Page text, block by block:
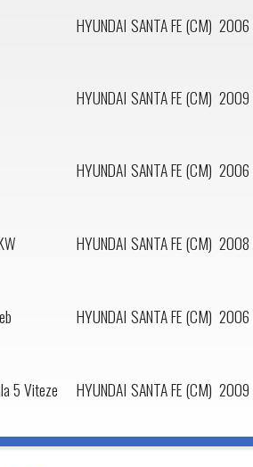
HYUNDAI SANTA FE (CM) 2006
HYUNDAI SANTA FE (CM) 2009
HYUNDAI SANTA FE (CM) 2006
HYUNDAI SANTA FE (CM) 2008
HYUNDAI SANTA FE (CM) 2006
5 Viteze HYUNDAI SANTA FE (CM) 2009